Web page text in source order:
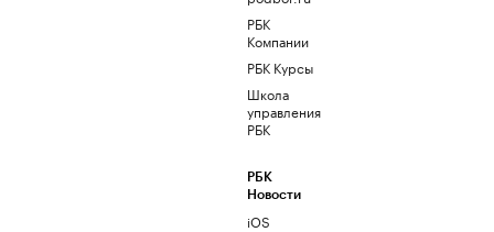
РБК
Компании
РБК Курсы
Школа
управления
РБК
РБК
Новости
iOS